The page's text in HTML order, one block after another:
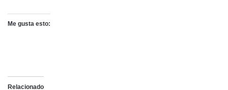
Me gusta esto:
Relacionado